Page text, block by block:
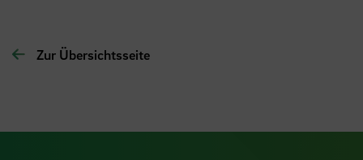
Zur Übersichtsseite